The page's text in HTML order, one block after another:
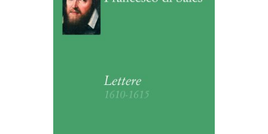
AGGIUNGI AL CARRELLO